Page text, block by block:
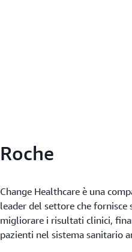
Roche
Change Healthcare è una
leader del settore che
migliorare i risultati clinici,
pazienti nel sistema sanitario